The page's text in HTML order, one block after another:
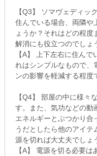
【Q3】 ソマヴェディッ
住んでいる場合、両隣や
ょうか？それはどの程
解消にも役立つのでしょ
【A】 上下左右に住ん
れはシンプルなもので、
ンの影響を軽減する程度
【Q4】 部屋の中に様々
す。また、気功などの動
エネルギーとぶつかり合
うだとしたら他のアイ
源を切れば大丈夫でしょ
【A】 電源を切る必要